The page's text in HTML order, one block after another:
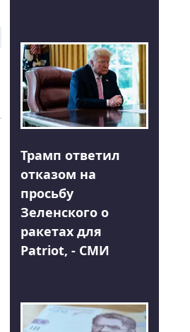
Трамп ответил
отказом на
просьбу
Зеленского о
ракетах для
Patriot, - СМИ